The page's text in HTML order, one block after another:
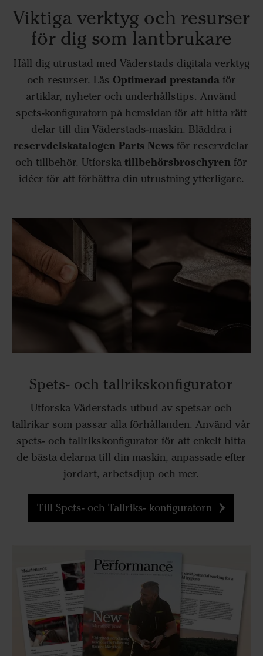
Viktiga verktyg och resurser
för dig som lantbrukare
Håll dig utrustad med Väderstads digitala verktyg
och resurser. Läs Optimerad prestanda för
artiklar, nyheter och underhållstips. Använd
spets-konfiguratorn på hemsidan för att hitta rätt
delar till din Väderstads-maskin. Bläddra i
reservdelskatalogen Parts News för reservdelar
och tillbehör. Utforskatillbehörsbroschyren för
idéer för att förbättra din utrustning ytterligare.
Spets- och tallrikskonfigurator
Utforska Väderstads utbud av spetsar och
tallrikar som passar alla förhållanden. Använd vår
spets- och tallrikskonfigurator för att enkelt hitta
de bästa delarna till din maskin, anpassade efter
jordart, arbetsdjup och mer.
Till Spets- och Tallriks- konfiguratorn